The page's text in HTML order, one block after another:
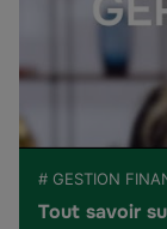
# GESTION
Tout savoir